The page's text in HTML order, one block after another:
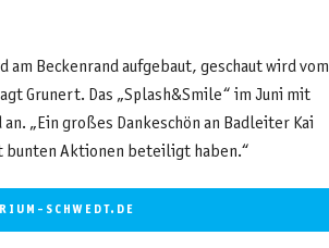
Beckenrand aufgebaut, geschaut wird vom
Grunert. Das „Splash&Smile“ im Juni mit
„Ein großes Dankeschön an Badleiter Kai
bunten Aktionen beteiligt haben.“
SCHWEDT.DE